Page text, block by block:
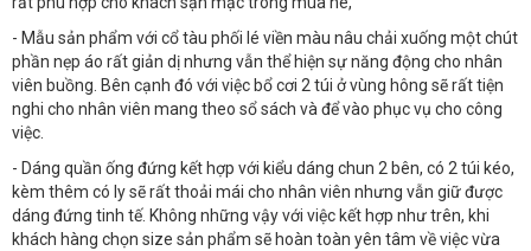
- Mẫu sản phẩm với cổ tàu phối lé viền màu nâu chải xuống một chút
phần nẹp áo rất giản dị nhưng vẫn thể hiện sự năng động cho nhân
viên buồng. Bên cạnh đó với việc bổ cơi 2 túi ở vùng hông sẽ rất tiện
nghi cho nhân viên mang theo sổ sách và để vào phục vụ cho công
việc.
- Dáng quần ống đứng kết hợp với kiểu dáng chun 2 bên, có 2 túi kéo,
kèm thêm có ly sẽ rất thoải mái cho nhân viên nhưng vẫn giữ được
dáng đứng tinh tế. Không những vậy với việc kết hợp như trên, khi
khách hàng chọn size sản phẩm sẽ hoàn toàn yên tâm về việc vừa